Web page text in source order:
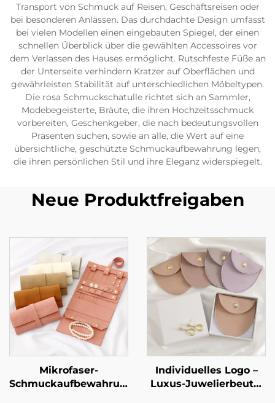
Transport von Schmuck auf Reisen, Geschäftsreisen oder
bei besonderen Anlässen. Das durchdachte Design umfasst
bei vielen Modellen einen eingebauten Spiegel, der einen
schnellen Überblick über die gewählten Accessoires vor
dem Verlassen des Hauses ermöglicht. Rutschfeste Füße an
der Unterseite verhindern Kratzer auf Oberflächen und
gewährleisten Stabilität auf unterschiedlichen Möbeltypen.
Die rosa Schmuckschatulle richtet sich an Sammler,
Modebegeisterte, Bräute, die ihren Hochzeitsschmuck
vorbereiten, Geschenkgeber, die nach bedeutungsvollen
Präsenten suchen, sowie an alle, die Wert auf eine
übersichtliche, geschützte Schmuckaufbewahrung legen,
die ihren persönlichen Stil und ihre Eleganz widerspiegelt.
Neue Produktfreigaben
Mikrofaser-
Schmuckaufbewahrungstasche
Individuelles Logo –
Luxus-Juwelierbeutel